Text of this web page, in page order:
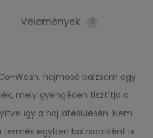
Vélemények 0
Wash, hajmosó balzsam egy
mely gyengéden tisztítja a
így a haj kifésülésén. Nem
termék egyben balzsamként is